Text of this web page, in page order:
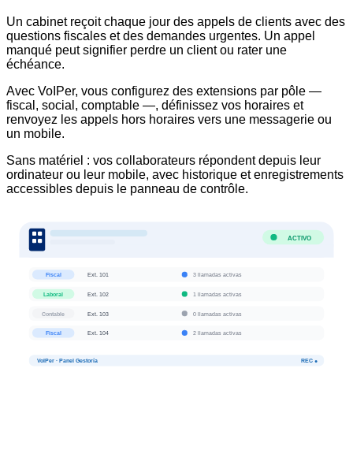
Un cabinet reçoit chaque jour des appels de clients avec des
questions fiscales et des demandes urgentes. Un appel
manqué peut signifier perdre un client ou rater une
échéance.
Avec VoIPer, vous configurez des extensions par pôle —
fiscal, social, comptable —, définissez vos horaires et
renvoyez les appels hors horaires vers une messagerie ou
un mobile.
Sans matériel : vos collaborateurs répondent depuis leur
ordinateur ou leur mobile, avec historique et enregistrements
accessibles depuis le panneau de contrôle.
ACTIVO
Fiscal Ext. 101 3llamadas activas
Laboral Ext. 102 1llamadas activas
Contable Ext. 103 0llamadas activas
Fiscal Ext. 104 2llamadas activas
VoIPer · Panel Gestoría REC ●